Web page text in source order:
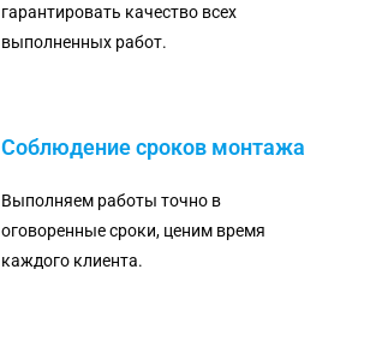
гарантировать качество всех
выполненных работ.
Соблюдение сроков монтажа
Выполняем работы точно в
оговоренные сроки, ценим время
каждого клиента.